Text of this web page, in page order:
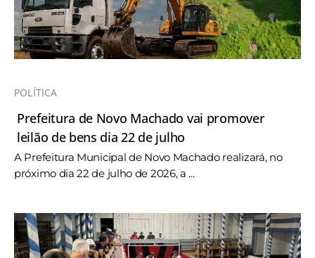
POLÍTICA
Prefeitura de Novo Machado vai promover
leilão de bens dia 22 de julho
A Prefeitura Municipal de Novo Machado realizará, no
próximo dia 22 de julho de 2026, a ...